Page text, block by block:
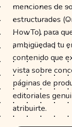
menciones de
estructurados
HowTo) para
ambigüedad tu
contenido que
vista sobre
páginas de
editoriales
atribuirte.